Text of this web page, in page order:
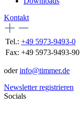
Kontakt
Tel.: +49 5973-9493-0
Fax: +49 5973-9493-90
oderinfo@timmer.de
Newsletter registrieren
Socials